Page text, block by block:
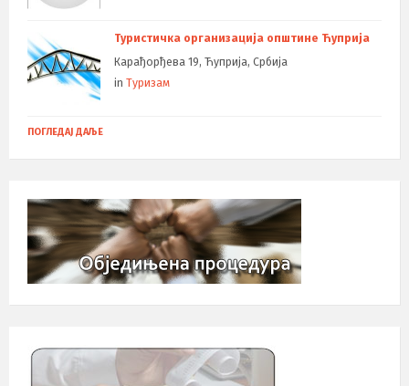
Туристичка организација општине Ћуприја
Карађорђева 19, Ћуприја, Србија
in Туризам
ПОГЛЕДАЈ ДАЉЕ